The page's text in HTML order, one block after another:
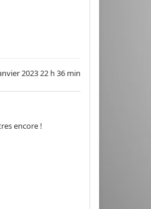
2023 22 h 36 min
encore !